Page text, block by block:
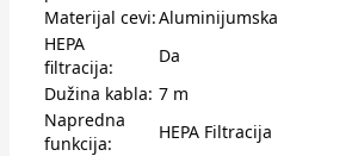
Materijal cevi:Aluminijumska
HEPA
filtracija:
Da
Dužina kabla: 7 m
Napredna
funkcija:
HEPA Filtracija